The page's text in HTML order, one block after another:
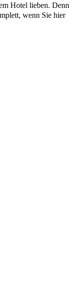
Hotel lieben. Denn
wenn Sie hier